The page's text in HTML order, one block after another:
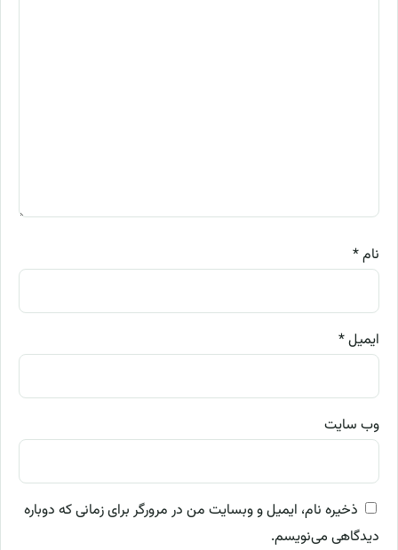
نام*
ایمیل*
وب‌ سایت
ذخیره نام، ایمیل و وبسایت من در مرورگر برای زمانی که دوباره
دیدگاهی می‌نویسم.